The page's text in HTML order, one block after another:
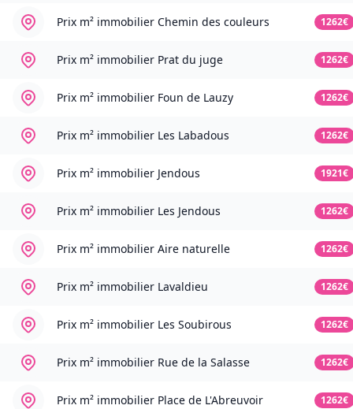
Prix m² immobilier Chemin des couleurs 1262€
Prix m² immobilier Prat du juge 1262€
Prix m² immobilier Foun de Lauzy 1262€
Prix m² immobilier Les Labadous 1262€
Prix m² immobilier Jendous 1921€
Prix m² immobilier Les Jendous 1262€
Prix m² immobilier Aire naturelle 1262€
Prix m² immobilier Lavaldieu 1262€
Prix m² immobilier Les Soubirous 1262€
Prix m² immobilier Rue de la Salasse 1262€
Prix m² immobilier Place de L'Abreuvoir 1262€